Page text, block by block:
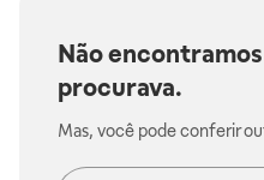
Não
procurava.
Mas, você pode conferir